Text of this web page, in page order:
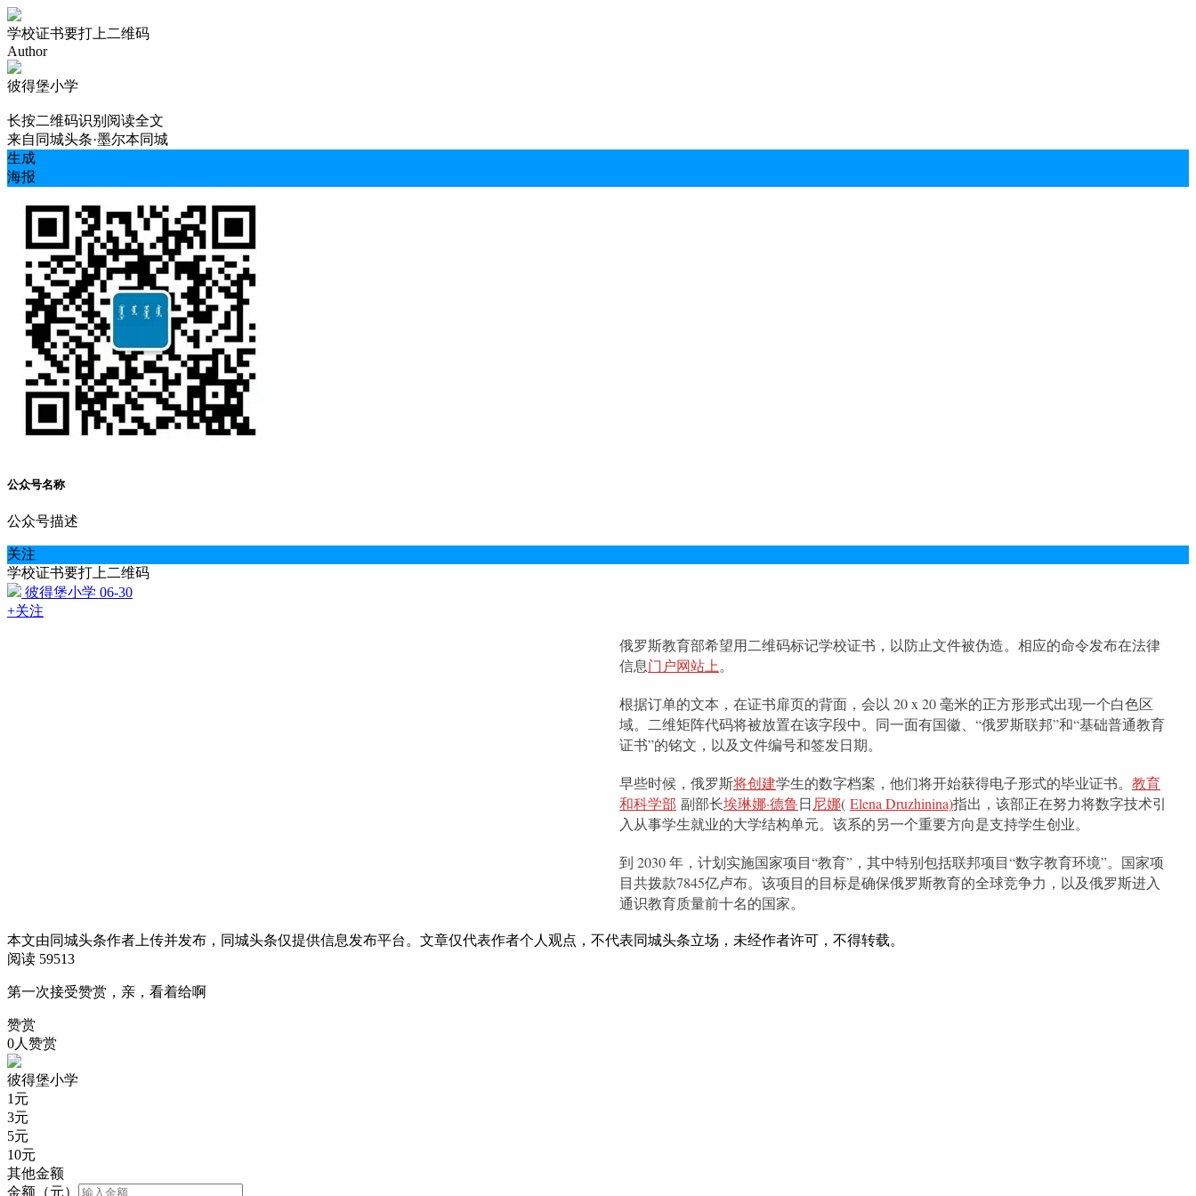
学校证书要打上二维码
Author
彼得堡小学
长按二维码识别阅读全文
来自 同城头条·墨尔本同城
生成
海报
公众号名称
公众号描述
关注
学校证书要打上二维码
彼得堡小学 06-30
+关注
俄罗斯教育部希望用二维码标记学校证书，以防止文件被伪造。 相应的命令发布在法律
信息门户网站上。
根据订单的文本，在证书扉页的背面，会以 20 x 20 毫米的正方形形式出现一个白色区
域。 二维矩阵代码将被放置在该字段中。 同一面有国徽、“俄罗斯联邦”和“基础普通教育
证书”的铭文，以及文件编号和签发日期。
早些时候，俄罗斯将创建学生的数字档案，他们将开始获得电子形式的毕业证书。 教育
和科学部 副部长埃琳娜·德鲁日尼娜( Elena Druzhinina)指出，该部正在努力将数字技术引
入从事学生就业的大学结构单元。 该系的另一个重要方向是支持学生创业。
到 2030 年，计划实施国家项目“教育”，其中特别包括联邦项目“数字教育环境”。 国家项
目共拨款7845亿卢布。 该项目的目标是确保俄罗斯教育的全球竞争力，以及俄罗斯进入
通识教育质量前十名的国家。
本文由同城头条作者上传并发布，同城头条仅提供信息发布平台。文章仅代表作者个人观点，不代表同城头条立场，未经作者许可，不得转载。
阅读 59513
第一次接受赞赏，亲，看着给啊
赞赏
0人赞赏
彼得堡小学
1 元
3元
5元
10元
其他金额
金额（元）